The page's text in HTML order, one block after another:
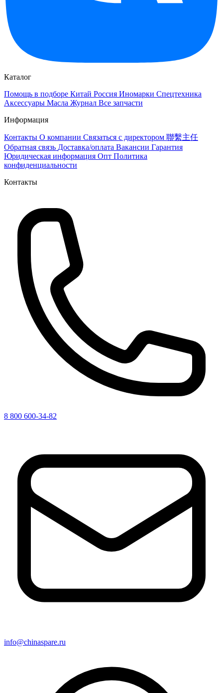
Каталог
Помощь в подборе Китай Россия Иномарки Спецтехника
Аксессуары Масла Журнал Все запчасти
Информация
Контакты О компании Связаться с директором 聯繫主任
Обратная связь Доставка/оплата Вакансии Гарантия
Юридическая информация Опт Политика
конфиденциальности
Контакты
8 800 600-34-82
info@chinaspare.ru